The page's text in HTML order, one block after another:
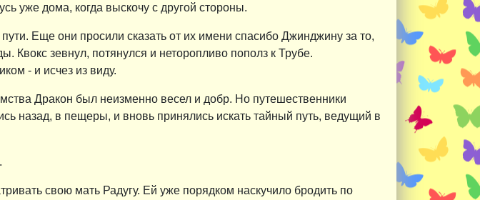
уже дома, когда выскочу с другой стороны.
Еще они просили сказать от их имени спасибо Джинджину за то,
Квокс зевнул, потянулся и неторопливо пополз к Трубе.
- и исчез из виду.
Дракон был неизменно весел и добр. Но путешественники
назад, в пещеры, и вновь принялись искать тайный путь, ведущий в
свою мать Радугу. Ей уже порядком наскучило бродить по